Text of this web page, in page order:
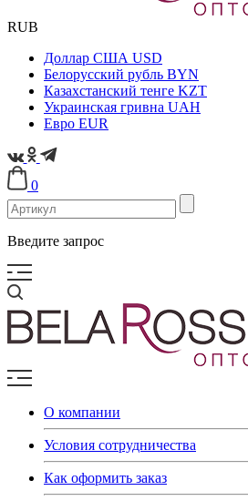
RUB
Доллар США USD
Белорусский рубль BYN
Казахстанский тенге KZT
Украинская гривна UAH
Евро EUR
0
Введите запрос
О компании
Условия сотрудничества
Как оформить заказ